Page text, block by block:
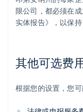
限公司，都必须在
实体报告》，以保持
其他可选费
根据您的设置，您